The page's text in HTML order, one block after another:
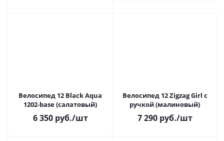
Велосипед 12 Black Aqua
1202-base (салатовый)
6 350руб./шт
Велосипед 12 Zigzag Girl с
ручкой (малиновый)
7 290руб./шт